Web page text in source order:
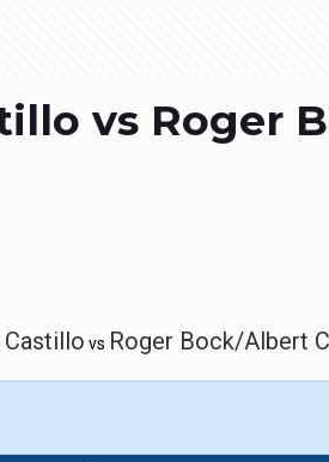
vs Roger
Castillo vs Roger Bock/Albert